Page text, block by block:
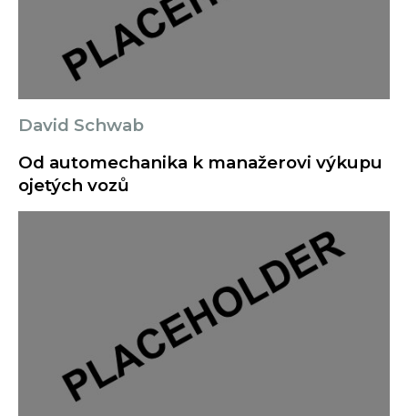
David Schwab
Od automechanika k manažerovi výkupu
ojetých vozů